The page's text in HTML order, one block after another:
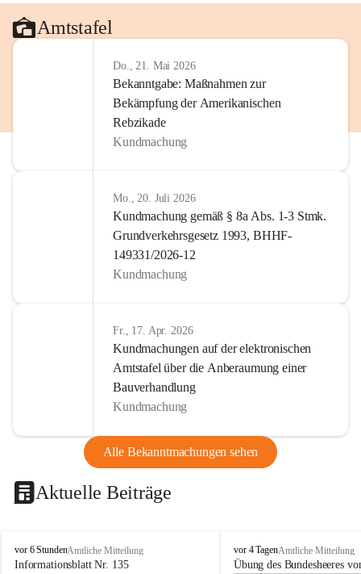
Amtstafel
Do., 21. Mai 2026
Bekanntgabe: Maßnahmen zur
Bekämpfung der Amerikanischen
Rebzikade
Kundmachung
Mo., 20. Juli 2026
Kundmachung gemäß § 8a Abs. 1-3 Stmk.
Grundverkehrsgesetz 1993, BHHF-
149331/2026-12
Kundmachung
Fr., 17. Apr. 2026
Kundmachungen auf der elektronischen
Amtstafel über die Anberaumung einer
Bauverhandlung
Kundmachung
Alle Bekanntmachungen sehen
Aktuelle Beiträge
B
u
vor 6 StundenAmtliche Mitteilung
Informationsblatt Nr. 135
B
u
vor 4 TagenAmtliche Mitteilung
Übung des Bundesheeres